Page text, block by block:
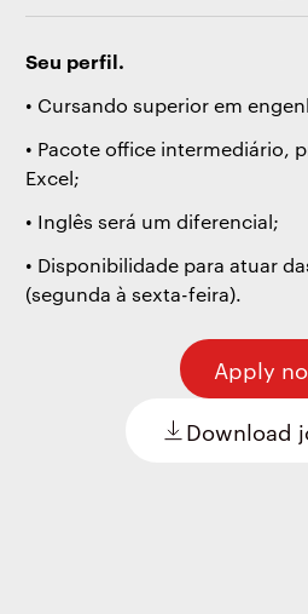
Seu perfil.
• Cursando superior em
• Pacote office intermediário,
Excel;
• Inglês será um diferencial;
• Disponibilidade para atuar
(segunda à sexta-feira).
Apply
Download